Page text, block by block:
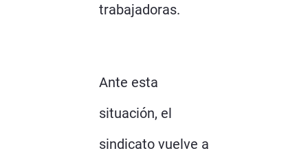
trabajadoras.
Ante esta
situación, el
sindicato vuelve a